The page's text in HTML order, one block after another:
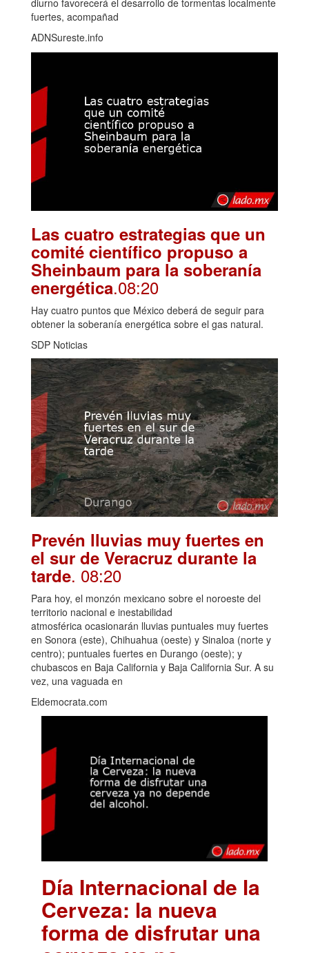
fuertes, acompañad
ADNSureste.info
Las cuatro estrategias que un
comité científico propuso a
Sheinbaum para la soberanía
energética.08:20
Hay cuatro puntos que México deberá de seguir para
obtener la soberanía energética sobre el gas natural.
SDP Noticias
Prevén lluvias muy fuertes en
el sur de Veracruz durante la
tarde. 08:20
Para hoy, el monzón mexicano sobre el noroeste del
territorio nacional e inestabilidad
atmosférica ocasionarán lluvias puntuales muy fuertes
en Sonora (este), Chihuahua (oeste) y Sinaloa (norte y
centro); puntuales fuertes en Durango (oeste); y
chubascos en Baja California y Baja California Sur. A su
vez, una vaguada en
Eldemocrata.com
Día Internacional de la
Cerveza: la nueva
forma de disfrutar una